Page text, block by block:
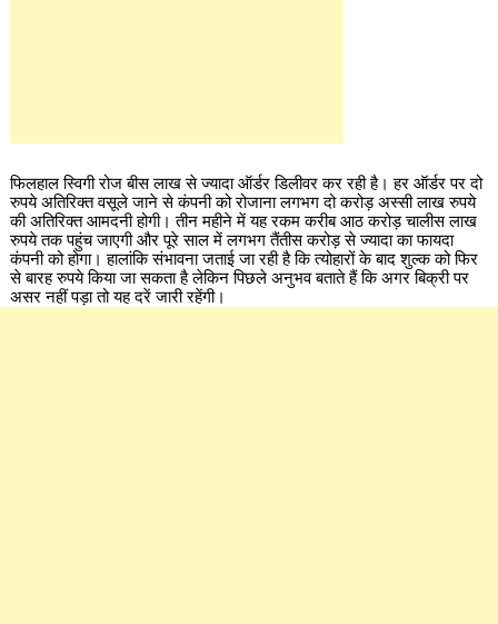
फिलहाल स्विगी रोज बीस लाख से ज्यादा ऑर्डर डिलीवर कर रही है। हर ऑर्डर पर दो
रुपये अतिरिक्त वसूले जाने से कंपनी को रोजाना लगभग दो करोड़ अस्सी लाख रुपये
की अतिरिक्त आमदनी होगी। तीन महीने में यह रकम करीब आठ करोड़ चालीस लाख
रुपये तक पहुंच जाएगी और पूरे साल में लगभग तैंतीस करोड़ से ज्यादा का फायदा
कंपनी को होगा। हालांकि संभावना जताई जा रही है कि त्योहारों के बाद शुल्क को फिर
से बारह रुपये किया जा सकता है लेकिन पिछले अनुभव बताते हैं कि अगर बिक्री पर
असर नहीं पड़ा तो यह दरें जारी रहेंगी।